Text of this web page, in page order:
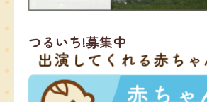
つるいち!募集中